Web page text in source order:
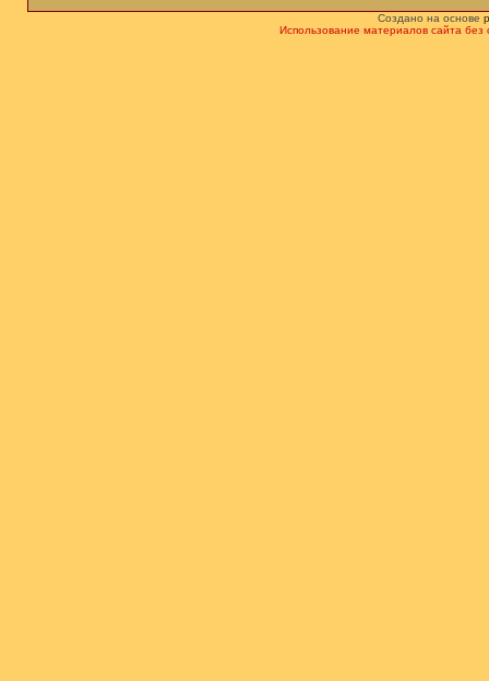
Создано на основе
Использование материалов сайта